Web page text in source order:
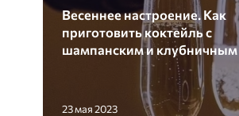
Весеннее настроение. Как
приготовить коктейль с
шампанским и
23 мая 2023